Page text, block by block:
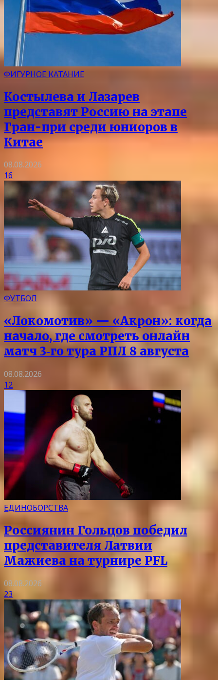
ФИГУРНОЕ КАТАНИЕ
Костылева и Лазарев
представят Россию на этапе
Гран-при среди юниоров в
Китае
08.08.2026
16
ФУТБОЛ
«Локомотив» — «Акрон»: когда
начало, где смотреть онлайн
матч 3‑го тура РПЛ 8 августа
08.08.2026
12
ЕДИНОБОРСТВА
Россиянин Гольцов победил
представителя Латвии
Мажиева на турнире PFL
08.08.2026
23